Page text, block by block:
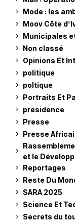
Mode : les
Moov Côte
Municipales
Non classé
Opinions Et
politique
poltique
Portraits Et
presidence
Presse
Presse
et le
Reportages
Reste Du
SARA 2025
Science Et
Secrets du